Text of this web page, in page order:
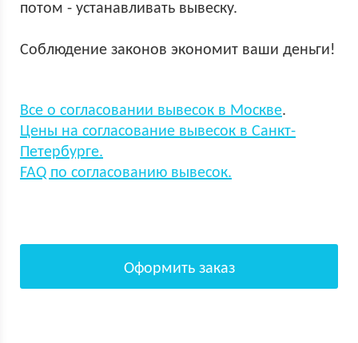
потом - устанавливать вывеску.
Соблюдение законов экономит ваши деньги!
Все о согласовании вывесок в Москве.
Цены на согласование вывесок в Санкт-
Петербурге.
FAQ по согласованию вывесок.
Оформить заказ